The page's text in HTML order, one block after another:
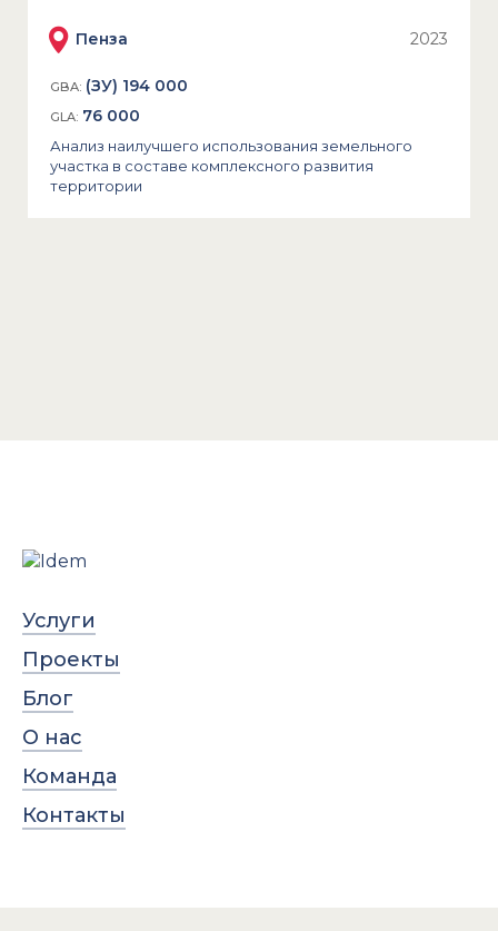
Пенза 2023
GBA: (ЗУ) 194 000
GLA: 76 000
Анализ наилучшего использования земельного
участка в составе комплексного развития
территории
Услуги
Проекты
Блог
О нас
Команда
Контакты